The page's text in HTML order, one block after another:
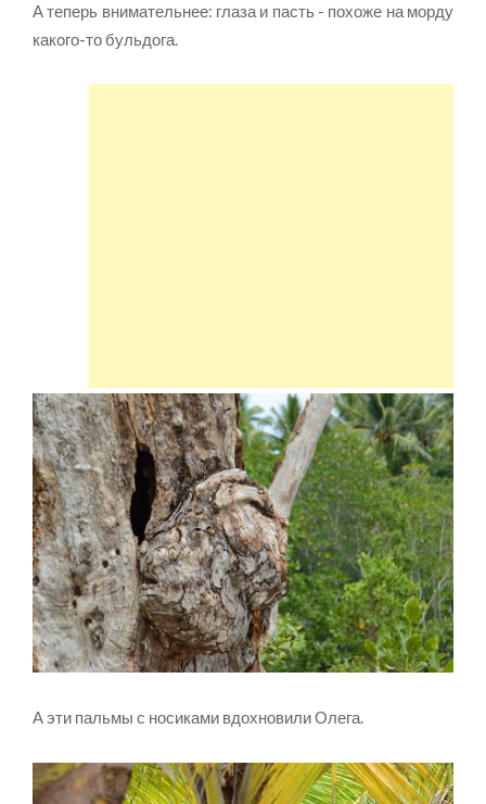
А теперь внимательнее: глаза и пасть - похоже на морду
какого-то бульдога.
А эти пальмы с носиками вдохновили Олега.